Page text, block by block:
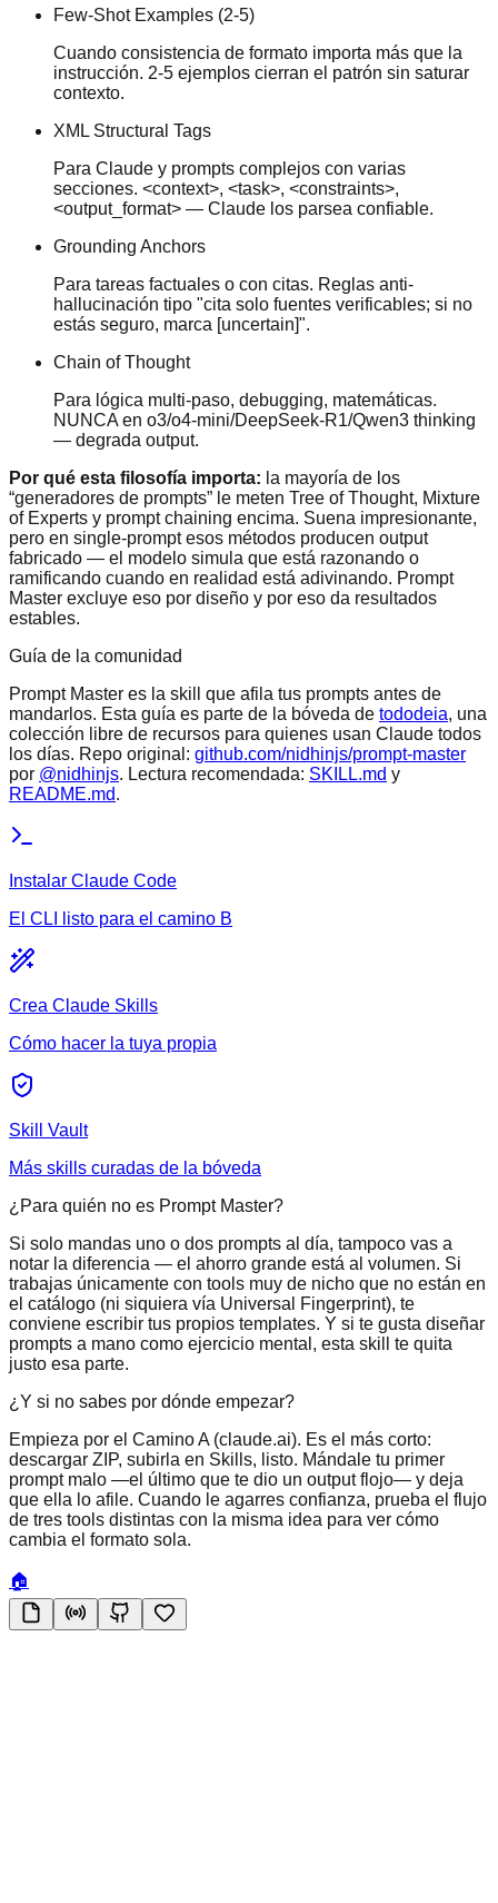
Few-Shot Examples (2-5)
Cuando consistencia de formato importa más que la
instrucción. 2-5 ejemplos cierran el patrón sin saturar
contexto.
XML Structural Tags
Para Claude y prompts complejos con varias
secciones. <context>, <task>, <constraints>,
<output_format> — Claude los parsea confiable.
Grounding Anchors
Para tareas factuales o con citas. Reglas anti-
hallucinación tipo "cita solo fuentes verificables; si no
estás seguro, marca [uncertain]".
Chain of Thought
Para lógica multi-paso, debugging, matemáticas.
NUNCA en o3/o4-mini/DeepSeek-R1/Qwen3 thinking
— degrada output.
Por qué esta filosofía importa: la mayoría de los
“generadores de prompts” le meten Tree of Thought, Mixture
of Experts y prompt chaining encima. Suena impresionante,
pero en single-prompt esos métodos producen output
fabricado — el modelo simula que está razonando o
ramificando cuando en realidad está adivinando. Prompt
Master excluye eso por diseño y por eso da resultados
estables.
Guía de la comunidad
Prompt Master es la skill que afila tus prompts antes de
mandarlos. Esta guía es parte de la bóveda de tododeia, una
colección libre de recursos para quienes usan Claude todos
los días. Repo original: github.com/nidhinjs/prompt-master
por @nidhinjs. Lectura recomendada: SKILL.md y
README.md.
Instalar Claude Code
El CLI listo para el camino B
Crea Claude Skills
Cómo hacer la tuya propia
Skill Vault
Más skills curadas de la bóveda
¿Para quién no es Prompt Master?
Si solo mandas uno o dos prompts al día, tampoco vas a
notar la diferencia — el ahorro grande está al volumen. Si
trabajas únicamente con tools muy de nicho que no están en
el catálogo (ni siquiera vía Universal Fingerprint), te
conviene escribir tus propios templates. Y si te gusta diseñar
prompts a mano como ejercicio mental, esta skill te quita
justo esa parte.
¿Y si no sabes por dónde empezar?
Empieza por el Camino A (claude.ai). Es el más corto:
descargar ZIP, subirla en Skills, listo. Mándale tu primer
prompt malo —el último que te dio un output flojo— y deja
que ella lo afile. Cuando le agarres confianza, prueba el flujo
de tres tools distintas con la misma idea para ver cómo
cambia el formato sola.
🏠